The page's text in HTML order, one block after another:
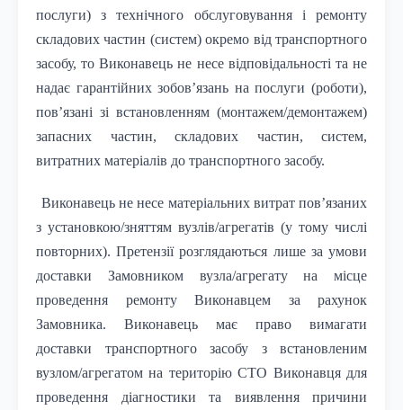
послуги) з технічного обслуговування і ремонту
складових частин (систем) окремо від транспортного
засобу, то Виконавець не несе відповідальності та не
надає гарантійних зобов’язань на послуги (роботи),
пов’язані зі встановленням (монтажем/демонтажем)
запасних частин, складових частин, систем,
витратних матеріалів до транспортного засобу.
Виконавець не несе матеріальних витрат пов’язаних
з установкою/зняттям вузлів/агрегатів (у тому числі
повторних). Претензії розглядаються лише за умови
доставки Замовником вузла/агрегату на місце
проведення ремонту Виконавцем за рахунок
Замовника. Виконавець має право вимагати
доставки транспортного засобу з встановленим
вузлом/агрегатом на територію СТО Виконавця для
проведення діагностики та виявлення причини